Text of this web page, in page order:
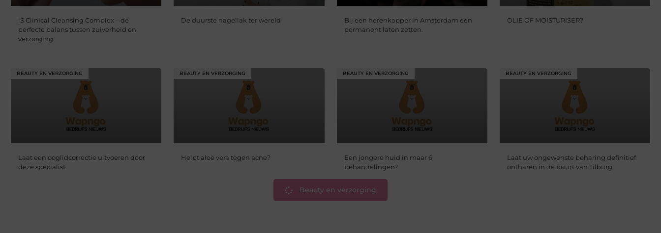
iS Clinical Cleansing Complex – de
perfecte balans tussen zuiverheid en
verzorging
De duurste nagellak ter wereld
Bij een herenkapper in Amsterdam een
permanent laten zetten.
OLIE OF MOISTURISER?
BEAUTY EN VERZORGING
Laat een ooglidcorrectie uitvoeren door
deze specialist
BEAUTY EN VERZORGING
Helpt aloë vera tegen acne?
BEAUTY EN VERZORGING
Een jongere huid in maar 6
behandelingen?
BEAUTY EN VERZORGING
Laat uw ongewenste beharing definitief
ontharen in de buurt van Tilburg
Beauty en verzorging